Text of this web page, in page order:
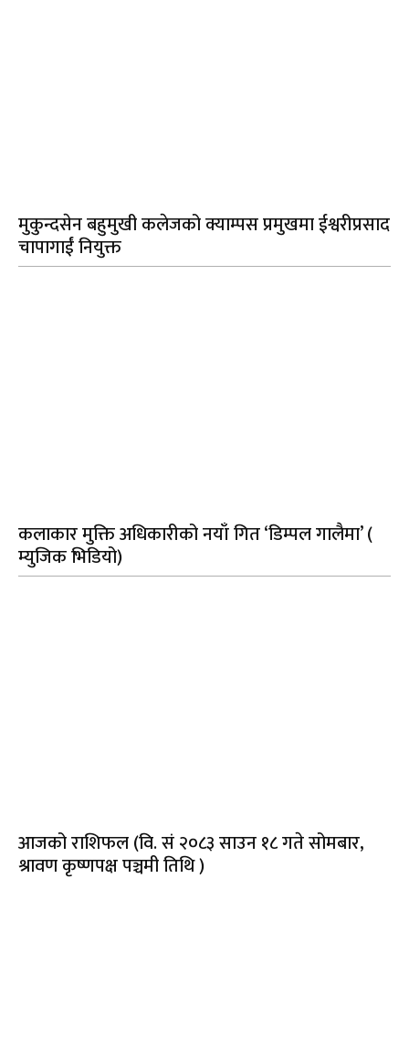
मुकुन्दसेन बहुमुखी कलेजको क्याम्पस प्रमुखमा ईश्वरीप्रसाद
चापागाईं नियुक्त
कलाकार मुक्ति अधिकारीको नयाँ गित ‘डिम्पल गालैमा’ (
म्युजिक भिडियो)
आजको राशिफल (वि. सं २०८३ साउन १८ गते सोमबार,
श्रावण कृष्णपक्ष पञ्चमी तिथि )